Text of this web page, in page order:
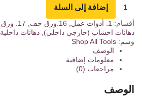
إضافة إلى السلة
أقسام: 1. أدوات عمل 16.ورق حف 17. ورق حف
دهانات اخشاب (خارجي داخلي) دهانات داخلية
وسم:
Shop All Tools
الوصف
معلومات إضافية
مراجعات (0)
الوصف